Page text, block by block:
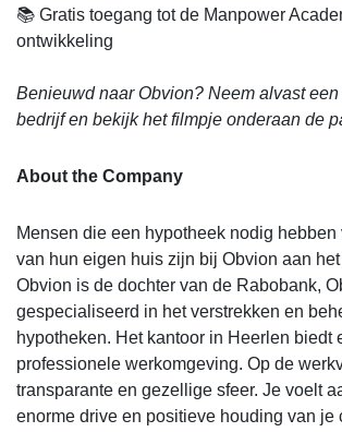
📚 Gratis toegang tot de Manpower
ontwikkeling
Benieuwd naar Obvion? Neem alvast
bedrijf en bekijk het filmpje onderaan de
About the Company
Mensen die een hypotheek nodig hebben
van hun eigen huis zijn bij Obvion aan
Obvion is de dochter van de Rabobank,
gespecialiseerd in het verstrekken en
hypotheken. Het kantoor in Heerlen biedt
professionele werkomgeving. Op de
transparante en gezellige sfeer. Je voelt
enorme drive en positieve houding van je